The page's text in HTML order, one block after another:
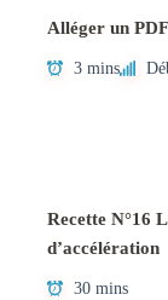
Alléger un
3 mins
Recette N°16
d’accélération
30 mins